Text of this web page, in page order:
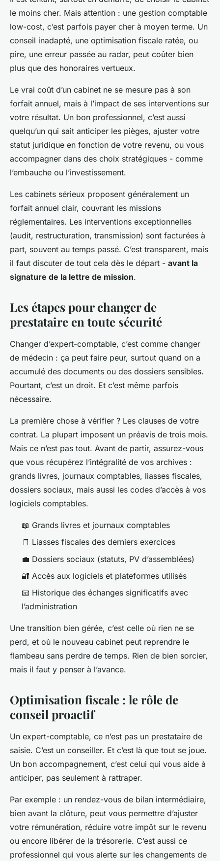
le moins cher. Mais attention : une gestion comptable
low-cost, c’est parfois payer cher à moyen terme. Un
conseil inadapté, une optimisation fiscale ratée, ou
pire, une erreur passée au radar, peut coûter bien
plus que des honoraires vertueux.
Le vrai coût d’un cabinet ne se mesure pas à son
forfait annuel, mais à l’impact de ses interventions sur
votre résultat. Un bon professionnel, c’est aussi
quelqu’un qui sait anticiper les pièges, ajuster votre
statut juridique en fonction de votre revenu, ou vous
accompagner dans des choix stratégiques - comme
l’embauche ou l’investissement.
Les cabinets sérieux proposent généralement un
forfait annuel clair, couvrant les missions
réglementaires. Les interventions exceptionnelles
(audit, restructuration, transmission) sont facturées à
part, souvent au temps passé. C’est transparent, mais
il faut discuter de tout cela dès le départ - avant la
signature de la lettre de mission.
Les étapes pour changer de
prestataire en toute sécurité
Changer d’expert-comptable, c’est comme changer
de médecin : ça peut faire peur, surtout quand on a
accumulé des documents ou des dossiers sensibles.
Pourtant, c’est un droit. Et c’est même parfois
nécessaire.
La première chose à vérifier ? Les clauses de votre
contrat. La plupart imposent un préavis de trois mois.
Mais ce n’est pas tout. Avant de partir, assurez-vous
que vous récupérez l’intégralité de vos archives :
grands livres, journaux comptables, liasses fiscales,
dossiers sociaux, mais aussi les codes d’accès à vos
logiciels comptables.
📖 Grands livres et journaux comptables
🧾 Liasses fiscales des derniers exercices
💼 Dossiers sociaux (statuts, PV d’assemblées)
🔐 Accès aux logiciels et plateformes utilisés
📧 Historique des échanges significatifs avec
l’administration
Une transition bien gérée, c’est celle où rien ne se
perd, et où le nouveau cabinet peut reprendre le
flambeau sans perdre de temps. Rien de bien sorcier,
mais il faut y penser à l’avance.
Optimisation fiscale : le rôle de
conseil proactif
Un expert-comptable, ce n’est pas un prestataire de
saisie. C’est un conseiller. Et c’est là que tout se joue.
Un bon accompagnement, c’est celui qui vous aide à
anticiper, pas seulement à rattraper.
Par exemple : un rendez-vous de bilan intermédiaire,
bien avant la clôture, peut vous permettre d’ajuster
votre rémunération, réduire votre impôt sur le revenu
ou encore libérer de la trésorerie. C’est aussi ce
professionnel qui vous alerte sur les changements de